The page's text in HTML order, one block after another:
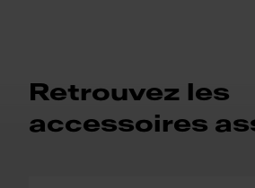
Retrouvez les
accessoires